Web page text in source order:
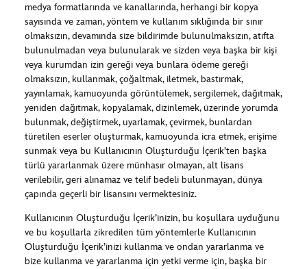
medya formatlarında ve kanallarında, herhangi bir kopya
sayısında ve zaman, yöntem ve kullanım sıklığında bir sınır
olmaksızın, devamında size bildirimde bulunulmaksızın, atıfta
bulunulmadan veya bulunularak ve sizden veya başka bir kişi
veya kurumdan izin gereği veya bunlara ödeme gereği
olmaksızın, kullanmak, çoğaltmak, iletmek, bastırmak,
yayınlamak, kamuoyunda görüntülemek, sergilemek, dağıtmak,
yeniden dağıtmak, kopyalamak, dizinlemek, üzerinde yorumda
bulunmak, değiştirmek, uyarlamak, çevirmek, bunlardan
türetilen eserler oluşturmak, kamuoyunda icra etmek, erişime
sunmak veya bu Kullanıcının Oluşturduğu İçerik’ten başka
türlü yararlanmak üzere münhasır olmayan, alt lisans
verilebilir, geri alınamaz ve telif bedeli bulunmayan, dünya
çapında geçerli bir lisansını vermektesiniz.
Kullanıcının Oluşturduğu İçerik’inizin, bu koşullara uyduğunu
ve bu koşullarla zikredilen tüm yöntemlerle Kullanıcının
Oluşturduğu İçerik’inizi kullanma ve ondan yararlanma ve
bize kullanma ve yararlanma için yetki verme için, başka bir